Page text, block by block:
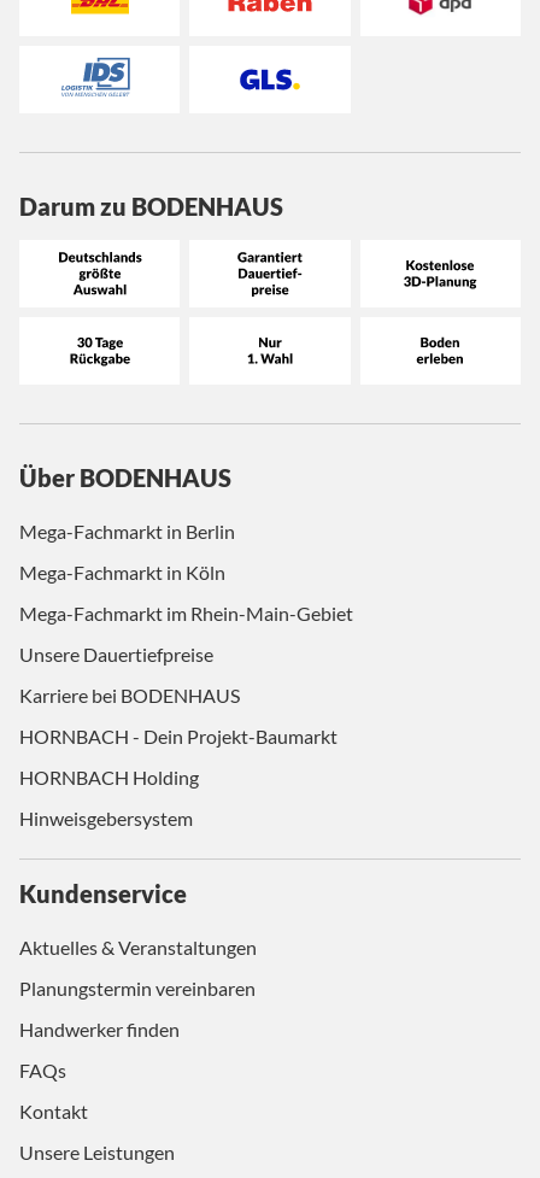
Darum zu BODENHAUS
Über BODENHAUS
Mega-Fachmarkt in Berlin
Mega-Fachmarkt in Köln
Mega-Fachmarkt im Rhein-Main-Gebiet
Unsere Dauertiefpreise
Karriere bei BODENHAUS
HORNBACH - Dein Projekt-Baumarkt
HORNBACH Holding
Hinweisgebersystem
Kundenservice
Aktuelles & Veranstaltungen
Planungstermin vereinbaren
Handwerker finden
FAQs
Kontakt
Unsere Leistungen